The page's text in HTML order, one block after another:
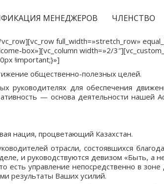
МЕНЕДЖЕРОВ ЧЛЕНСТВО
full_width=»stretch_row»
box»][vc_column width=»2/
!important;}»]
общественно-полезных целей.
руководителях для обеспечения
— основа деятельности нашей
нация, процветающий Казахстан.
отрасли, состоявшихся
и руководствуются девизом «Быть, а не
управление непосредственно в
результаты Ваших усилий.